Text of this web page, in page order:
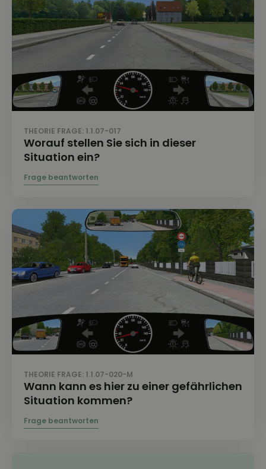
THEORIE FRAGE: 1.1.07-017
Worauf stellen Sie sich in dieser
Situation ein?
THEORIE FRAGE: 1.1.07-020-M
Wann kann es hier zu einer gefährlichen
Situation kommen?